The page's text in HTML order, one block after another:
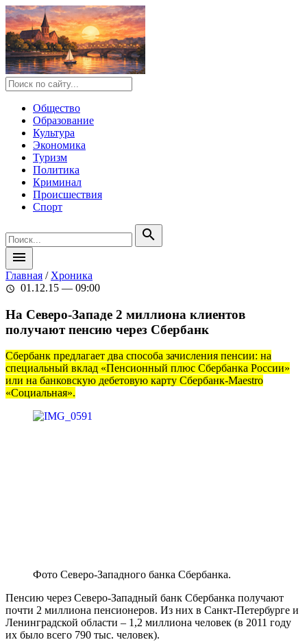
Общество
Образование
Культура
Экономика
Туризм
Политика
Криминал
Происшествия
Спорт
search
menu
Главная / Хроника
schedule 01.12.15 — 09:00
На Северо-Западе 2 миллиона клиентов
получают пенсию через Сбербанк
Сбербанк предлагает два способа зачисления пенсии: на
специальный вклад «Пенсионный плюс Сбербанка России»
или на банковскую дебетовую карту Сбербанк-Maestro
«Социальная».
Фото Северо-Западного банка Сбербанка.
Пенсию через Северо-Западный банк Сбербанка получают
почти 2 миллиона пенсионеров. Из них в Санкт-Петербурге и
Ленинградской области – 1,2 миллиона человек (в 2011 году
их было всего 790 тыс. человек).